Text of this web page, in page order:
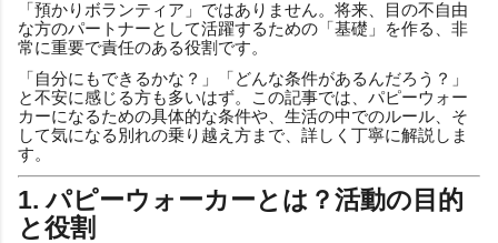
「預かりボランティア」ではありません。将来、目の不自由
な方のパートナーとして活躍するための「基礎」を作る、非
常に重要で責任のある役割です。
「自分にもできるかな？」「どんな条件があるんだろう？」
と不安に感じる方も多いはず。この記事では、パピーウォー
カーになるための具体的な条件や、生活の中でのルール、そ
して気になる別れの乗り越え方まで、詳しく丁寧に解説しま
す。
1. パピーウォーカーとは？活動の目的
と役割